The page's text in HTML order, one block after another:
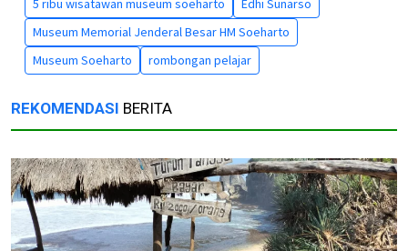
Museum Memorial Jenderal Besar HM Soeharto
Museum Soeharto
rombongan pelajar
REKOMENDASI BERITA